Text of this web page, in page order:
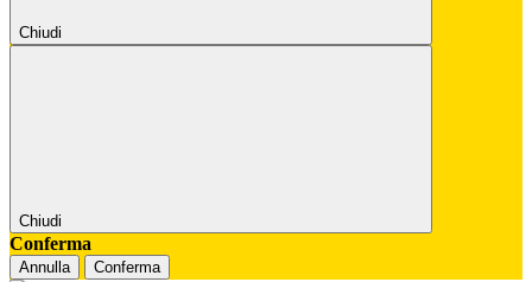
Chiudi
Chiudi
Conferma
Annulla Conferma